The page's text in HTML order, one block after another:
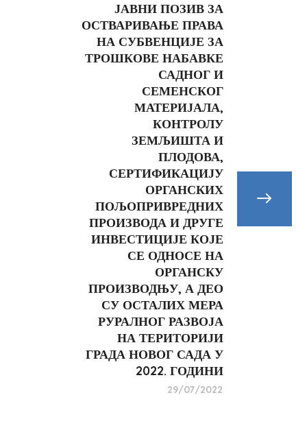
ЈАВНИ ПОЗИВ ЗА
ОСТВАРИВАЊЕ ПРАВА
НА СУБВЕНЦИЈЕ ЗА
ТРОШКОВЕ НАБАВКЕ
САДНОГ И
СЕМЕНСКОГ
МАТЕРИЈАЛА,
КОНТРОЛУ
ЗЕМЉИШТА И
ПЛОДОВА,
СЕРТИФИКАЦИЈУ
ОРГАНСКИХ
ПОЉОПРИВРЕДНИХ
ПРОИЗВОДА И ДРУГЕ
ИНВЕСТИЦИЈЕ КОЈЕ
СЕ ОДНОСЕ НА
ОРГАНСКУ
ПРОИЗВОДЊУ, А ДЕО
СУ ОСТАЛИХ МЕРА
РУРАЛНОГ РАЗВОЈА
НА ТЕРИТОРИЈИ
ГРАДА НОВОГ САДА У
2022. ГОДИНИ
29/07/2022